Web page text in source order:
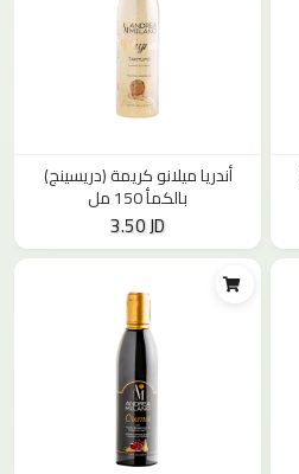
أندريا ميلانو كريمة (دريسينج)
بالكمأ 150 مل
3.50 JD